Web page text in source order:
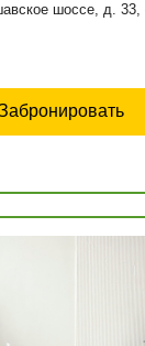
шоссе, д. 33,